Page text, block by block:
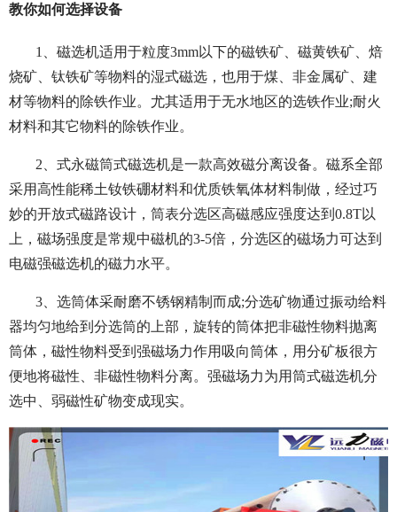
教你如何选择设备
1、磁选机适用于粒度3mm以下的磁铁矿、磁黄铁矿、焙
烧矿、钛铁矿等物料的湿式磁选，也用于煤、非金属矿、建
材等物料的除铁作业。尤其适用于无水地区的选铁作业;耐火
材料和其它物料的除铁作业。
2、式永磁筒式磁选机是一款高效磁分离设备。磁系全部
采用高性能稀土钕铁硼材料和优质铁氧体材料制做，经过巧
妙的开放式磁路设计，筒表分选区高磁感应强度达到0.8T以
上，磁场强度是常规中磁机的3-5倍，分选区的磁场力可达到
电磁强磁选机的磁力水平。
3、选筒体采耐磨不锈钢精制而成;分选矿物通过振动给料
器均匀地给到分选筒的上部，旋转的筒体把非磁性物料抛离
筒体，磁性物料受到强磁场力作用吸向筒体，用分矿板很方
便地将磁性、非磁性物料分离。强磁场力为用筒式磁选机分
选中、弱磁性矿物变成现实。